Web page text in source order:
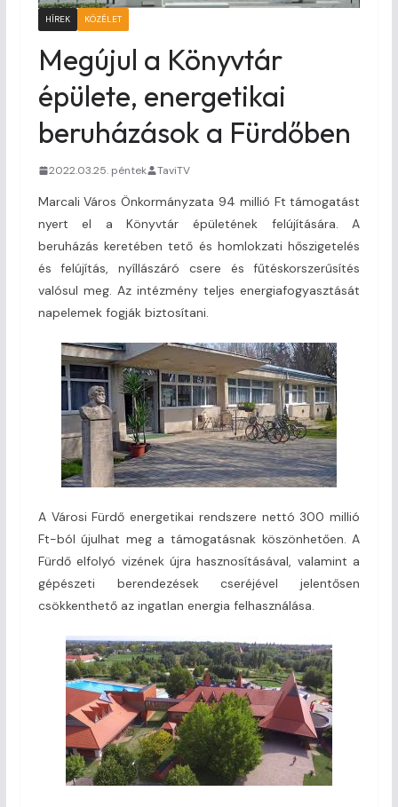
HÍREK KÖZÉLET
Megújul a Könyvtár
épülete, energetikai
beruházások a Fürdőben
2022.03.25. péntek TaviTV
Marcali Város Önkormányzata 94 millió Ft támogatást
nyert el a Könyvtár épületének felújítására. A
beruházás keretében tető és homlokzati hőszigetelés
és felújítás, nyíllászáró csere és fűtéskorszerűsítés
valósul meg. Az intézmény teljes energiafogyasztását
napelemek fogják biztosítani.
A Városi Fürdő energetikai rendszere nettó 300 millió
Ft-ból újulhat meg a támogatásnak köszönhetően. A
Fürdő elfolyó vizének újra hasznosításával, valamint a
gépészeti berendezések cseréjével jelentősen
csökkenthető az ingatlan energia felhasználása.